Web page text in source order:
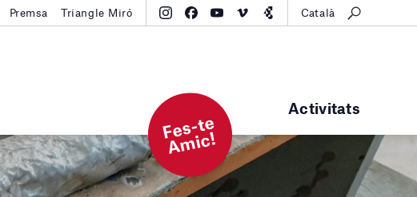
Activitats
Premsa Triangle Miró Català
F
e
s-t
e
A
mi
c!